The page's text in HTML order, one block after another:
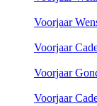
Voorjaar
Voorjaar
Voorjaar
Voorjaar